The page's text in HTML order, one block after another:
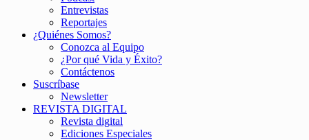
Entrevistas
Reportajes
¿Quiénes Somos?
Conozca al Equipo
¿Por qué Vida y Éxito?
Contáctenos
Suscríbase
Newsletter
REVISTA DIGITAL
Revista digital
Ediciones Especiales